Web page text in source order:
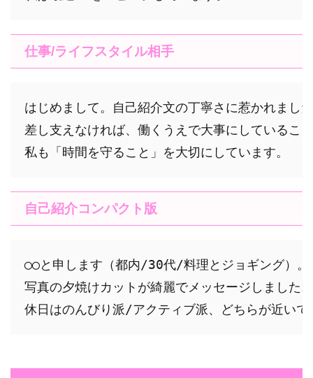
仕事/ライフスタイル相手
はじめまして。自己紹介文の丁寧さに惹かれまし
差し支えなければ、働くうえで大事にしているこ
自己紹介コンパクト版
◯◯と申します（都内/30代/料理とジョギング）
写真の夕焼けカットが綺麗でメッセージしました。